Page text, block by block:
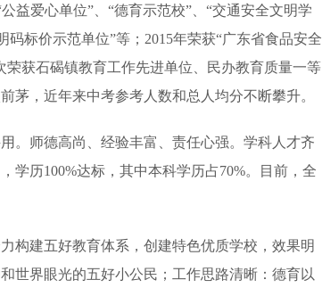
益爱心单位”、“德育示范校”、“交通安全文明学
码标价示范单位”等；2015年荣获“广东省食品安全
获石碣镇教育工作先进单位、民办教育质量一等
茅，近年来中考参考人数和总人均分不断攀升。
。师德高尚、经验丰富、责任心强。学科人才齐
学历100%达标，其中本科学历占70%。目前，全
构建五好教育体系，创建特色优质学校，效果明
世界眼光的五好小公民；工作思路清晰：德育以